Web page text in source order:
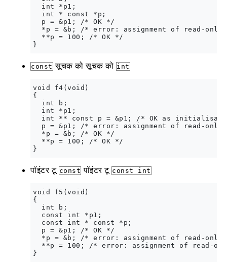
  int *p1;
  int * const *p;
  p = &p1; /* OK */
*p = &b; /* error: assignment of read-only
  **p = 100; /* OK */
const सूचक को सूचक को int
void f4(void)
{
  int b;
  int *p1;
int ** const p = &p1; /* OK as
p = &p1; /* error: assignment of read-only
  *p = &b; /* OK */
  **p = 100; /* OK */
पॉइंटर टू const पॉइंटर टू const int
void f5(void)
{
  int b;
  const int *p1;
  const int * const *p;
  p = &p1; /* OK */
*p = &b; /* error: assignment of read-only
**p = 100; /* error: assignment of read-